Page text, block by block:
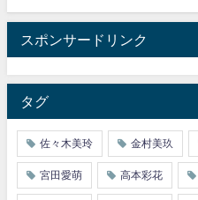
スポンサードリンク
タグ
佐々木美玲 金村美玖
宮田愛萌 高本彩花